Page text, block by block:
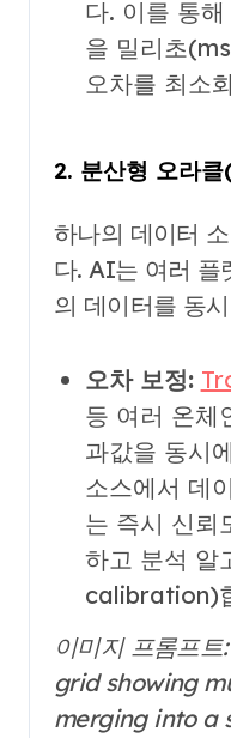
다. 이를 통
을 밀리초
오차를 최소
2. 분산형 오라
하나의 데이터
다. AI는 여러 플
의 데이터를 동
오차 보정:
등 여러 온체
과값을 동시
소스에서 데
는 즉시 신뢰
하고 분석 알
calibration)
이미지 프롬프
grid showing
merging into a